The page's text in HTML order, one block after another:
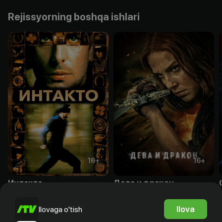
Rejissyorning boshqa ishlari
16+
Интакто
16+
Дева и дракон
Ilovaga o'tish Ilova